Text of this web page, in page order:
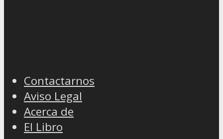
Contactarnos
Aviso Legal
Acerca de
El Libro